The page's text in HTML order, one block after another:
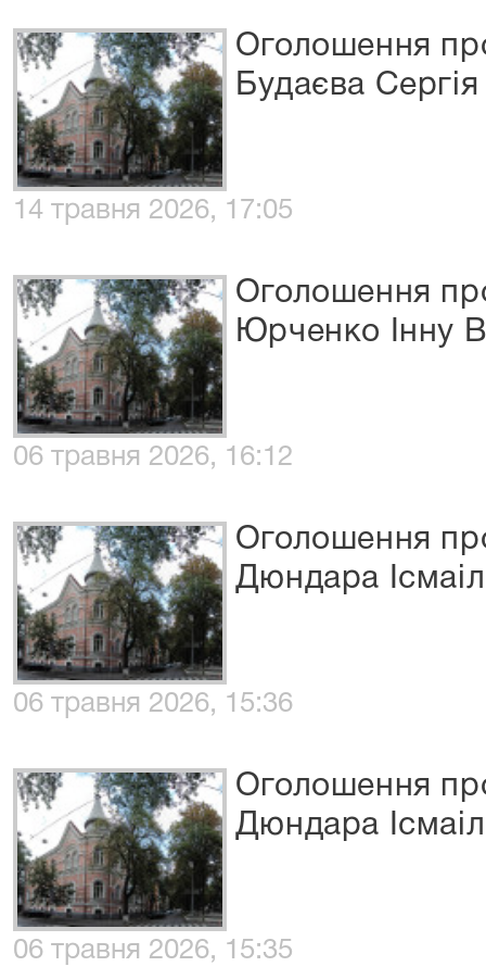
Оголошення
Будаєва
14 травня 2026, 17:05
Оголошення
Юрченко Інну
06 травня 2026, 16:12
Оголошення
Дюндара
06 травня 2026, 15:36
Оголошення
Дюндара
06 травня 2026, 15:35